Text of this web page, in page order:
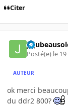
Citer
Posté(e) le
AUTEUR
ok merci
du ddr2 800?